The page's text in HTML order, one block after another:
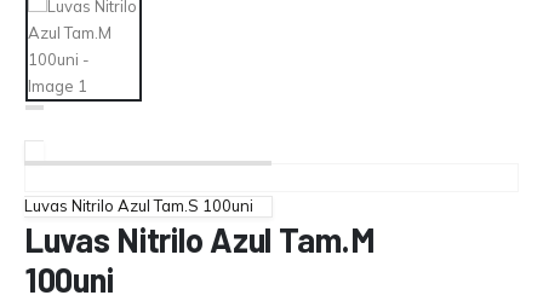
Luvas Nitrilo Azul Tam.S 100uni
Luvas Nitrilo Azul Tam.M
100uni